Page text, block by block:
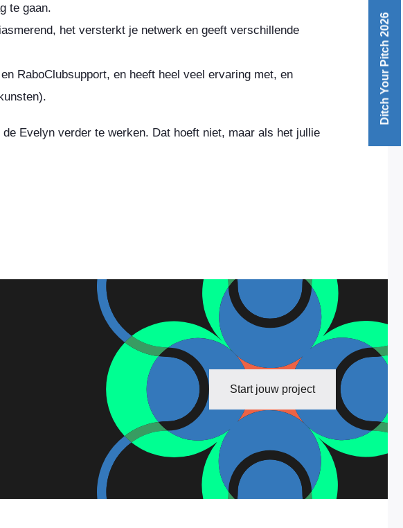
Ditch Your Pitch 2026
te gaan.
het versterkt je netwerk en geeft verschillende
en RaboClubsupport, en heeft heel veel ervaring met, en
Evelyn verder te werken. Dat hoeft niet, maar als het jullie
Start jouw project